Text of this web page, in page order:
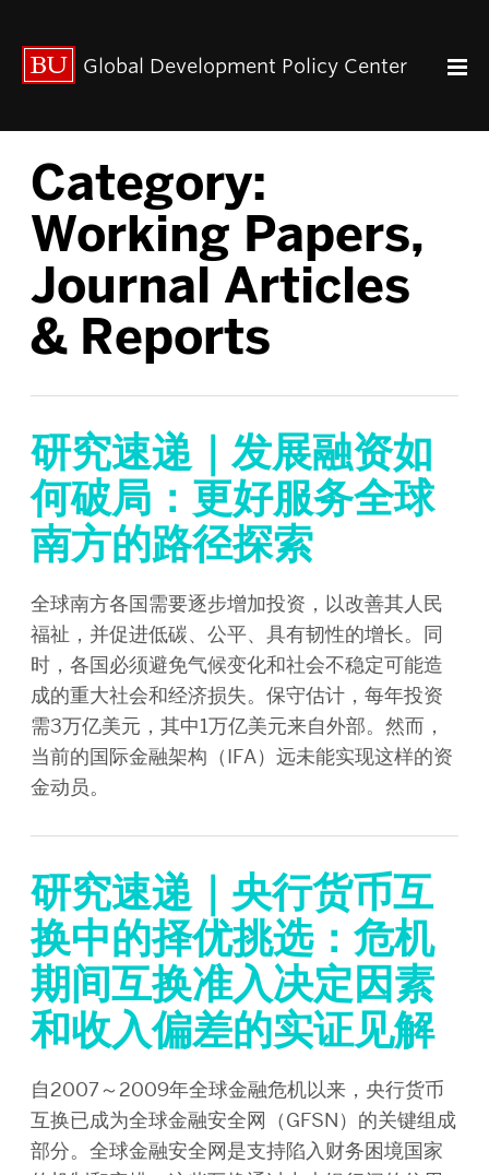
关于我们
联系我们
Paul Streeten 讲座
中心架构
数据资源
中国与全球发展
人力资本
全球经济治理
研究团队
GDP IN ENGLISH
Global Development Policy Center
Category:
Working Papers,
Journal Articles
& Reports
研究速递｜发展融资如
何破局：更好服务全球
南方的路径探索
全球南方各国需要逐步增加投资，以改善其人民
福祉，并促进低碳、公平、具有韧性的增长。同
时，各国必须避免气候变化和社会不稳定可能造
成的重大社会和经济损失。保守估计，每年投资
需3万亿美元，其中1万亿美元来自外部。然而，
当前的国际金融架构（IFA）远未能实现这样的资
金动员。
研究速递｜央行货币互
换中的择优挑选：危机
期间互换准入决定因素
和收入偏差的实证见解
自2007～2009年全球金融危机以来，央行货币
互换已成为全球金融安全网（GFSN）的关键组成
部分。全球金融安全网是支持陷入财务困境国家